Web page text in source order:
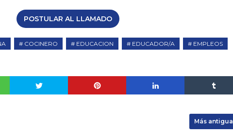
POSTULAR AL LLAMADO
COCINERO EDUCACION EDUCADOR/A
EMPLEOS
Más antigua